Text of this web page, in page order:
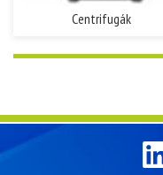
Centrifugák